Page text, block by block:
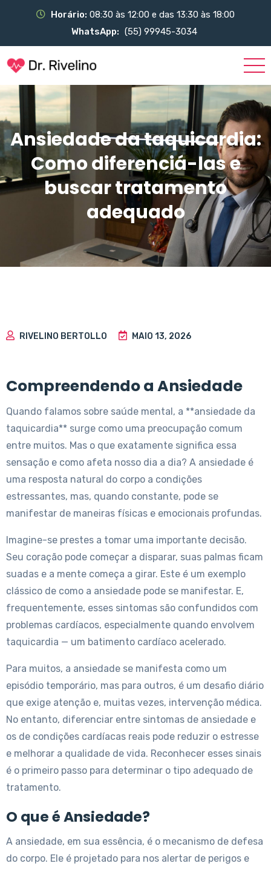
Horário: 08:30 às 12:00 e das 13:30 às 18:00
WhatsApp: (55) 99945-3034
Ansiedade da taquicardia:
Como diferenciá-las e
buscar tratamento
adequado
RIVELINO BERTOLLO MAIO 13, 2026
Compreendendo a Ansiedade
Quando falamos sobre saúde mental, a **ansiedade da
taquicardia** surge como uma preocupação comum
entre muitos. Mas o que exatamente significa essa
sensação e como afeta nosso dia a dia? A ansiedade é
uma resposta natural do corpo a condições
estressantes, mas, quando constante, pode se
manifestar de maneiras físicas e emocionais profundas.
Imagine-se prestes a tomar uma importante decisão.
Seu coração pode começar a disparar, suas palmas ficam
suadas e a mente começa a girar. Este é um exemplo
clássico de como a ansiedade pode se manifestar. E,
frequentemente, esses sintomas são confundidos com
problemas cardíacos, especialmente quando envolvem
taquicardia — um batimento cardíaco acelerado.
Para muitos, a ansiedade se manifesta como um
episódio temporário, mas para outros, é um desafio diário
que exige atenção e, muitas vezes, intervenção médica.
No entanto, diferenciar entre sintomas de ansiedade e
os de condições cardíacas reais pode reduzir o estresse
e melhorar a qualidade de vida. Reconhecer esses sinais
é o primeiro passo para determinar o tipo adequado de
tratamento.
O que é Ansiedade?
A ansiedade, em sua essência, é o mecanismo de defesa
do corpo. Ele é projetado para nos alertar de perigos e